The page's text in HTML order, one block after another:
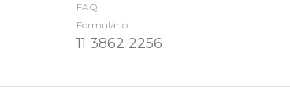
FAQ
Formulário
11 3862 2256